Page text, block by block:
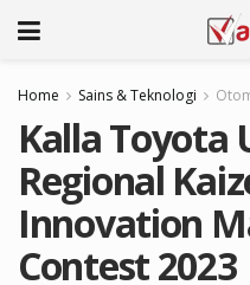
Home Sains & Teknologi
Kalla Toyota
Regional
Innovation
Contest 2023